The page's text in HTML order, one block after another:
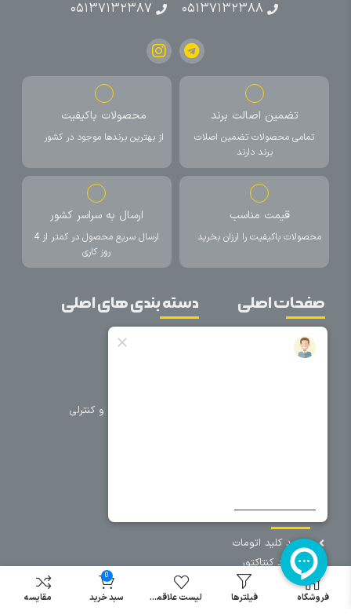
۰۵۱۳۷۱۳۲۳۸۸
۰۵۱۳۷۱۳۲۳۸۷
تضمین اصالت برند
تمامی محصولات تضمین اصلات
برند دارند
محصولات باکیفیت
از بهترین برندها موجود در کشور
قیمت مناسب
محصولات باکیفیت را ارزان بخرید
ارسال به سراسر کشور
ارسال سریع محصول در کمتر از 4
روز کاری
صفحات اصلی
خانه
دسته بندی های اصلی
تجهیزات حفاظتی و کنترلی
سایر دسته بندی ها
خرید کلید اتومات
خرید کنتاکتور
خرید فیوز
مینیاتوری
فروشگاه فیلترها لیست علاقمندی
0
سبد خرید مقایسه